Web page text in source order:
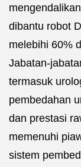
dibantu robot
melebihi 60%
Jabatan-
termasuk
pembedahan
dan prestasi
memenuhi
sistem